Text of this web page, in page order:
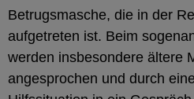
Betrugsmasche, die in der
aufgetreten ist. Beim
werden insbesondere ältere
angesprochen und durch